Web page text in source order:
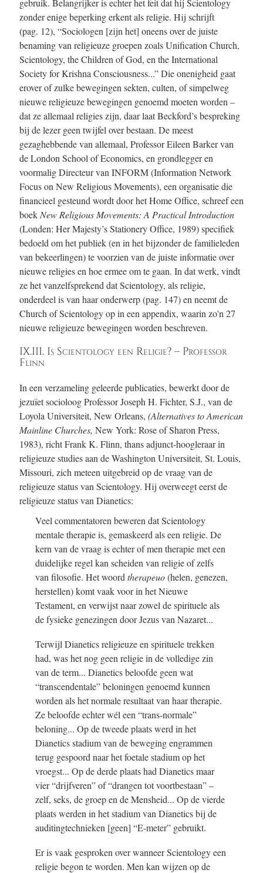
zonder enige beperking erkent als religie. Hij schrijft
(pag. 12), “Sociologen [zijn het] oneens over de juiste
benaming van religieuze groepen zoals Unification Church,
Scientology, the Children of God, en the International
Society for Krishna Consciousness...” Die onenigheid gaat
erover of zulke bewegingen sekten, culten, of simpelweg
nieuwe religieuze bewegingen genoemd moeten worden –
dat ze allemaal religies zijn, daar laat Beckford’s bespreking
bij de lezer geen twijfel over bestaan. De meest
gezaghebbende van allemaal, Professor Eileen Barker van
de London School of Economics, en grondlegger en
voormalig Directeur van INFORM (Information Network
Focus on New Religious Movements), een organisatie die
financieel gesteund wordt door het Home Office, schreef een
boek New Religious Movements: A Practical Introduction
(Londen: Her Majesty’s Stationery Office, 1989) specifiek
bedoeld om het publiek (en in het bijzonder de familieleden
van bekeerlingen) te voorzien van de juiste informatie over
nieuwe religies en hoe ermee om te gaan. In dat werk, vindt
ze het vanzelfsprekend dat Scientology, als religie,
onderdeel is van haar onderwerp(pag. 147)en neemt de
Church of Scientology op in een appendix, waarin zo'n 27
nieuwe religieuze bewegingen worden beschreven.
IX.III. Is Scientology een Religie? – Professor
Flinn
In een verzameling geleerde publicaties, bewerkt door de
jezuïet socioloog Professor Joseph H. Fichter, S.J., van de
Loyola Universiteit, New Orleans, (Alternatives to American
Mainline Churches, New York: Rose of Sharon Press,
1983), richt Frank K. Flinn, thans adjunct-hoogleraar in
religieuze studies aan de Washington Universiteit, St. Louis,
Missouri, zich meteen uitgebreid op de vraag van de
religieuze status van Scientology. Hij overweegt eerst de
religieuze status van Dianetics:
Veel commentatoren beweren dat Scientology
mentale therapie is, gemaskeerd als een religie. De
kern van de vraag is echter of men therapie met een
duidelijke regel kan scheiden van religie of zelfs
van filosofie. Het woord therapeuo(helen, genezen,
herstellen) komt vaak voor in het Nieuwe
Testament, en verwijst naar zowel de spirituele als
de fysieke genezingen door Jezus van Nazaret...
Terwijl Dianetics religieuze en spirituele trekken
had, was het nog geen religie in de volledige zin
van de term... Dianetics beloofde geen wat
“transcendentale” beloningen genoemd kunnen
worden als het normale resultaat van haar therapie.
Ze beloofde echter wél een “trans-normale”
beloning... Op de tweede plaats werd in het
Dianetics stadium van de beweging engrammen
terug gespoord naar het foetale stadium op het
vroegst... Op de derde plaats had Dianetics maar
vier “drijfveren” of “drangen tot voortbestaan” –
zelf, seks, de groep en de Mensheid... Op de vierde
plaats werden in het stadium van Dianetics bij de
auditingtechnieken [geen] “E-meter” gebruikt.
Er is vaak gesproken over wanneer Scientology een
religie begon te worden. Men kan wijzen op de